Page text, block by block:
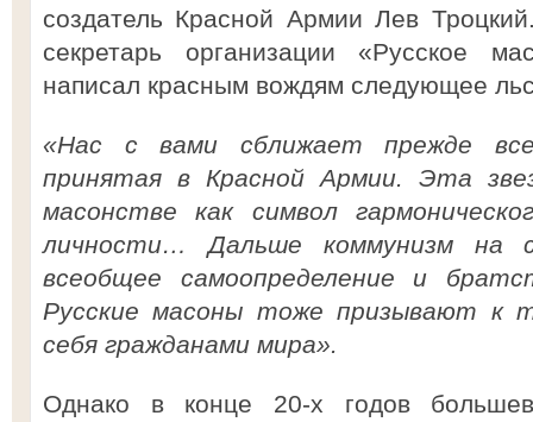
создатель Красной Армии Лев
секретарь организации «Русское
написал красным вождям следующее
«Нас с вами сближает прежде
принятая в Красной Армии. Эта
масонстве как символ
личности… Дальше коммунизм на
всеобщее самоопределение и
Русские масоны тоже призывают к
себя гражданами мира».
Однако в конце 20-х годов